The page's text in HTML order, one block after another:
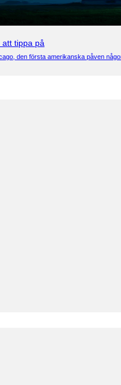
att tippa på
den första amerikanska påven